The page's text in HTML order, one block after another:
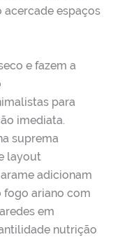
espaços
e fazem a
para
imediata.
suprema
layout
adicionam
fogo ariano com
em
nutrição